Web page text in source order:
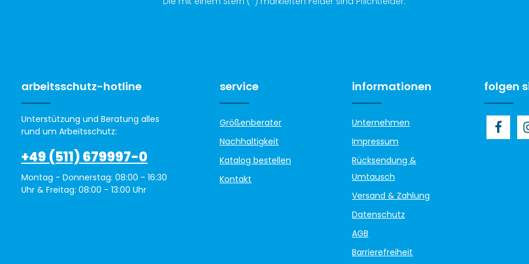
arbeitsschutz-hotline
Unterstützung und Beratung alles
rund um Arbeitsschutz:
+49 (511) 679997-0
Montag - Donnerstag: 08:00 - 16:30
Uhr & Freitag: 08:00 - 13:00 Uhr
service
Größenberater
Nachhaltigkeit
Katalog bestellen
Kontakt
informationen
Unternehmen
Impressum
Rücksendung &
Umtausch
Versand & Zahlung
Datenschutz
AGB
Barrierefreiheit
folgen